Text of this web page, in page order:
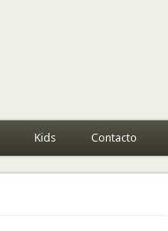
Kids Contacto